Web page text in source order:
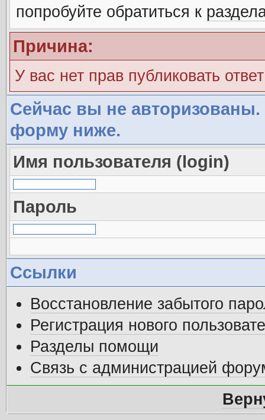
попробуйте обратиться к
Причина:
У вас нет прав публиковать
Сейчас вы не авторизованы.
форму ниже.
Имя пользователя (login)
Пароль
Ссылки
Восстановление забытого
Регистрация нового
Разделы помощи
Связь с администрацией